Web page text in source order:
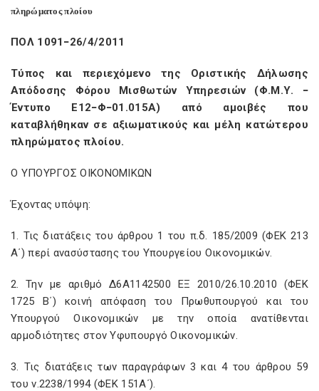
πληρώματος πλοίου
ΠΟΛ 1091−26/4/2011
Τύπος και περιεχόμενο της Οριστικής Δήλωσης
Απόδοσης Φόρου Μισθωτών Υπηρεσιών (Φ.Μ.Υ. −
Έντυπο Ε12−Φ−01.015Α) από αμοιβές που
καταβλήθηκαν σε αξιωματικούς και μέλη κατώτερου
πληρώματος πλοίου.
Ο ΥΠΟΥΡΓΟΣ ΟΙΚΟΝΟΜΙΚΩΝ
Έχοντας υπόψη:
1. Τις διατάξεις του άρθρου 1 του π.δ. 185/2009 (ΦΕΚ 213
Α΄) περί ανασύστασης του Υπουργείου Οικονομικών.
2. Την με αριθμό Δ6Α1142500 ΕΞ 2010/26.10.2010 (ΦΕΚ
1725 Β΄) κοινή απόφαση του Πρωθυπουργού και του
Υπουργού Οικονομικών με την οποία ανατίθενται
αρμοδιότητες στον Υφυπουργό Οικονομικών.
3. Τις διατάξεις των παραγράφων 3 και 4 του άρθρου 59
του ν.2238/1994 (ΦΕΚ 151Α΄).